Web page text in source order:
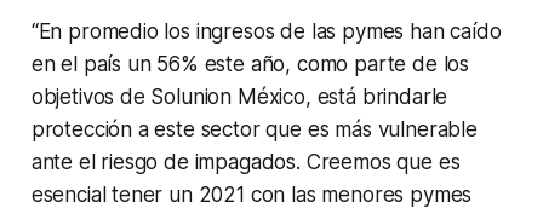
“En promedio los ingresos de las pymes han caído
en el país un 56% este año, como parte de los
objetivos de Solunion México, está brindarle
protección a este sector que es más vulnerable
ante el riesgo de impagados. Creemos que es
esencial tener un 2021 con las menores pymes